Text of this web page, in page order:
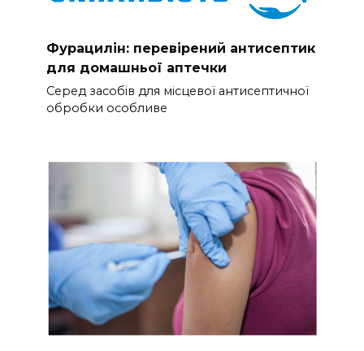
Фурацилін: перевірений антисептик
для домашньої аптечки
Серед засобів для місцевої антисептичної
обробки особливе